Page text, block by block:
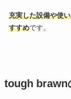
充実した設備や使
すすめです。
tough brawn